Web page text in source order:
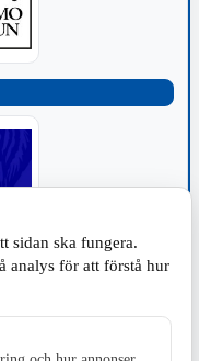
sidan ska fungera.
analys för att förstå hur